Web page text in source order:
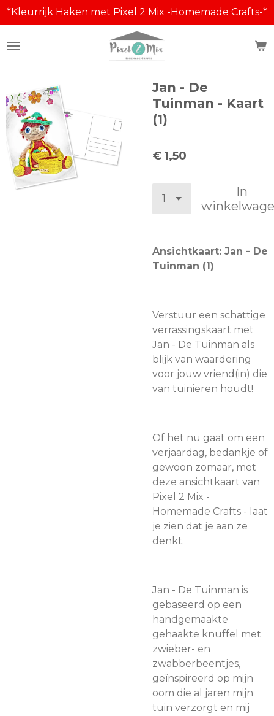
Ga
direct
naar
*Kleurrijk Haken met Pixel 2 Mix -Homemade Crafts-*
Jan - De
Tuinman - Kaart
(1)
€ 1,50
In
Ansichtkaart: Jan - De
Tuinman (1)
Verstuur een schattige
verrassingskaart met
Jan - De Tuinman als
blijk van waardering
voor jouw vriend(in) die
van tuinieren houdt!
Of het nu gaat om een
verjaardag, bedankje of
gewoon zomaar, met
deze ansichtkaart van
Pixel 2 Mix -
Homemade Crafts - laat
je zien dat je aan ze
denkt.
Jan - De Tuinman is
gebaseerd op een
handgemaakte
gehaakte knuffel met
zwieber- en
zwabberbeentjes,
geïnspireerd op mijn
oom die al jaren mijn
tuin verzorgt en mij